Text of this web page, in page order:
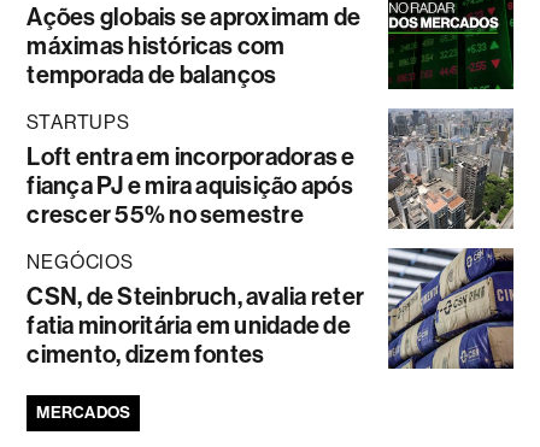
Ações globais se aproximam de
máximas históricas com
temporada de balanços
STARTUPS
Loft entra em incorporadoras e
fiança PJ e mira aquisição após
crescer 55% no semestre
NEGÓCIOS
CSN, de Steinbruch, avalia reter
fatia minoritária em unidade de
cimento, dizem fontes
MERCADOS